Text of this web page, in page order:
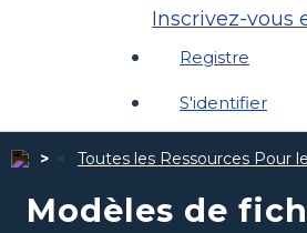
Inscrivez-vous
Registre
S'identifier
Toutes les Ressources Pour
Modèles de